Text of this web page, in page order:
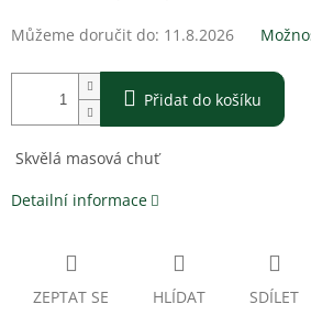
Můžeme doručit do: 11.8.2026
Přidat do košíku
Skvělá masová chuť
Detailní informace
ZEPTAT SE HLÍDAT SDÍLET